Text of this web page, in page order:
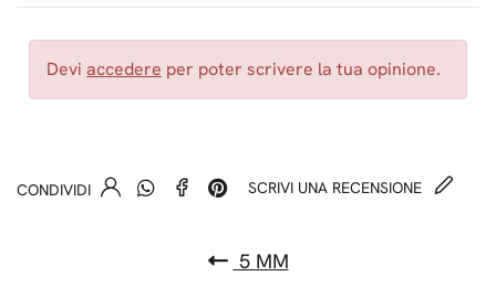
Deviaccedere per poter scrivere la tua opinione.
CONDIVIDI SCRIVI UNA RECENSIONE
5 MM